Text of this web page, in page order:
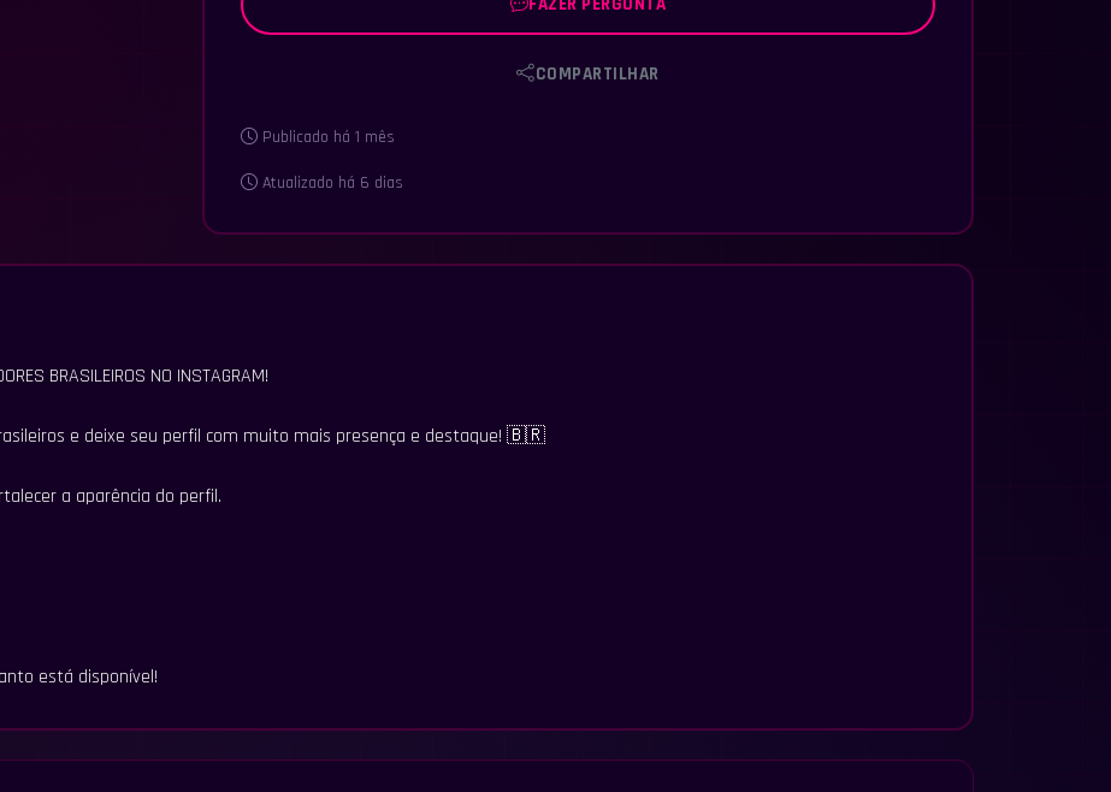
COMPARTILHAR
Publicado há 1 mês
Atualizado há 6 dias
BRASILEIROS NO INSTAGRAM!
e deixe seu perfil com muito mais presença e destaque! 🇧🇷
a aparência do perfil.
está disponível!